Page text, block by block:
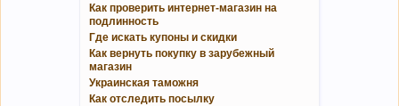
Как проверить интернет-магазин на
подлинность
Где искать купоны и скидки
Как вернуть покупку в зарубежный
магазин
Украинская таможня
Как отследить посылку